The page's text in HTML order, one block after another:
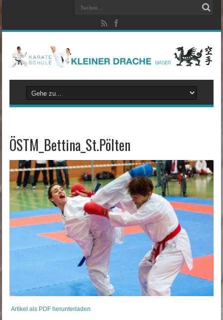
ÖSTM_Bettina_St.Pölten
Artikel als PDF herunterladen